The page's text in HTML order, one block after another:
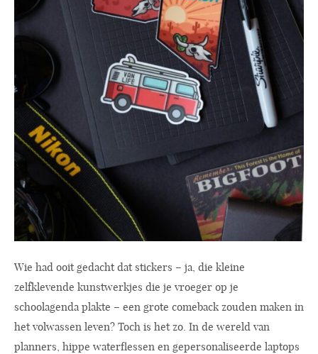
Wie had ooit gedacht dat stickers – ja, die kleine
zelfklevende kunstwerkjes die je vroeger op je
schoolagenda plakte – een grote comeback zouden maken in
het volwassen leven? Toch is het zo. In de wereld van
planners, hippe waterflessen en gepersonaliseerde laptops